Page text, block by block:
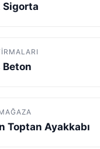
Sigorta
Beton
Toptan Ayakkabı